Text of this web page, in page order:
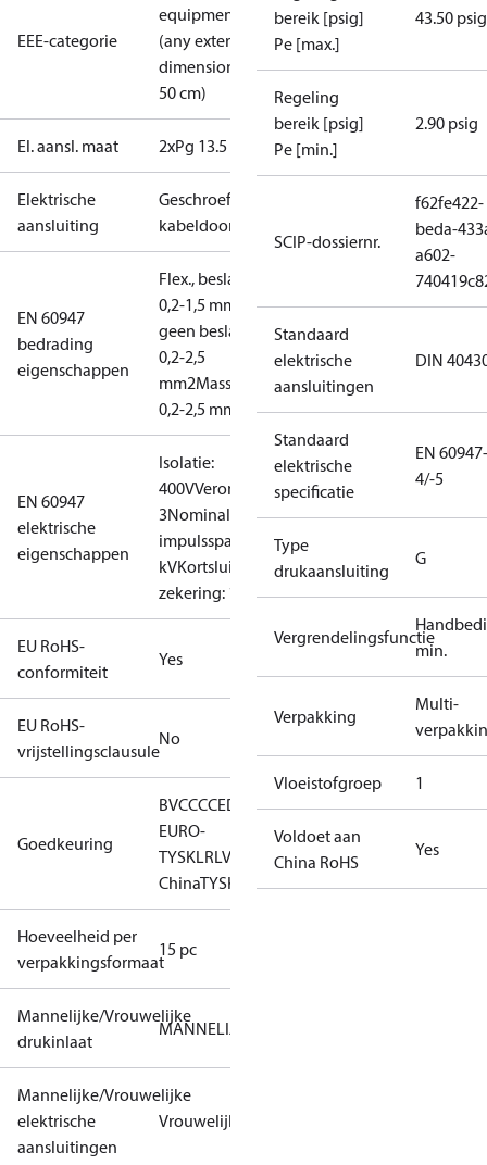
EEE-categorie
equipment
(any external
dimension <
50 cm)
El. aansl. maat 2xPg 13.5
Elektrische
aansluiting
Geschroefde
kabeldoorvoer
EN 60947
bedrading
eigenschappen
Flex., beslagringen:
0,2-1,5 mm2
Flex.,
geen beslagringen:
0,2-2,5
mm2Massief/geaderd:
0,2-2,5 mm2
EN 60947
elektrische
eigenschappen
Isolatie:
400VVerontreinigingsgraad:
3Nominale
impulsspanning: 4
kVKortsluitingsbev.,
zekering: 10A
EU RoHS-
conformiteit
Yes
EU RoHS-
vrijstellingsclausule
No
Goedkeuring
BVCCCCEDNVEACGLKRLLC CDC
EURO-
TYSKLRLVD NKKRINARMRSRoHS
RoHS
ChinaTYSK
Hoeveelheid per
verpakkingsformaat
15 pc
Mannelijke/Vrouwelijke
drukinlaat
MANNELIJK
Mannelijke/Vrouwelijke
elektrische
aansluitingen
Vrouwelijk
bereik [psig]
Pe [max.]
43.50 psig
Regeling
bereik [psig]
Pe [min.]
2.90 psig
SCIP-dossiernr.
f62fe422-
beda-
a602-
Standaard
elektrische
aansluitingen
DIN
Standaard
elektrische
specificatie
EN 60947-
4/-5
Type
drukaansluiting
G
Vergrendelingsfunctie
min.
Verpakking
Multi-
Vloeistofgroep 1
Voldoet aan
China RoHS
Yes